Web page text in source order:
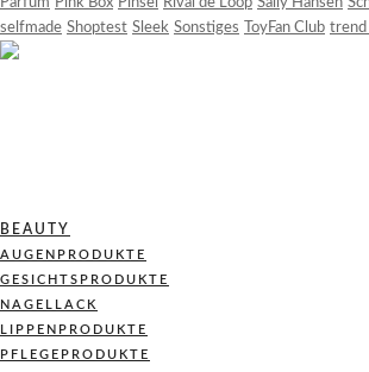
selfmade Shoptest Sleek Sonstiges ToyFan Club trend
BEAUTY
AUGENPRODUKTE
GESICHTSPRODUKTE
NAGELLACK
LIPPENPRODUKTE
PFLEGEPRODUKTE